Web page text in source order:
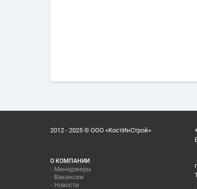
2012 - 2025 © ООО «КостИнСтрой»
О КОМПАНИИ
Менеджеры
Вакансии
Новости